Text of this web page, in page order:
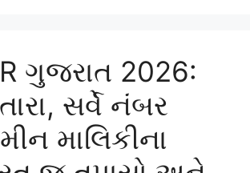
ગુજરાત 2026:
સર્વે નંબર
માલિકીના